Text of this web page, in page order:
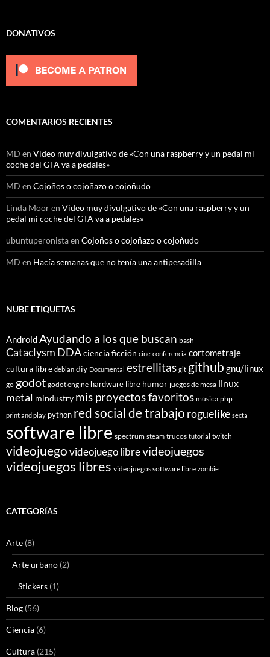
DONATIVOS
COMENTARIOS RECIENTES
MD en Video muy divulgativo de «Con una raspberry y un pedal mi
coche del GTA va a pedales»
MD en Cojoños o cojoñazo o cojoñudo
Linda Mooren Video muy divulgativo de «Con una raspberry y un
pedal mi coche del GTA va a pedales»
ubuntuperonistaen Cojoños o cojoñazo o cojoñudo
MD en Hacía semanas que no tenía una antipesadilla
NUBE ETIQUETAS
AndroidAyudando a los que buscan bash
Cataclysm DDAciencia ficción cine conferencia cortometraje
cultura libre debian diy Documental estrellitas git github gnu/linux
go godot godot engine hardware libre humor juegos de mesa linux
metal mindustry mis proyectos favoritos música php
print and play python red social de trabajo roguelike secta
software libre spectrum steam trucos tutorial twitch
videojuegovideojuego librevideojuegos
videojuegos libres videojuegos software libre zombie
CATEGORÍAS
Arte (8)
Arte urbano (2)
Stickers (1)
Blog (56)
Ciencia (6)
Cultura (215)